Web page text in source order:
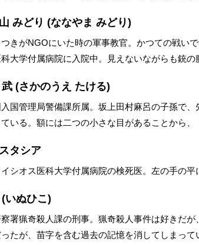
みどり (ななやま みどり)
きがNGOにいた時の軍事教官。かつての戦い
大学付属病院に入院中。見えないながらも銃の
(さかのうえ たける)
入国管理局警備課所属。坂上田村麻呂の子孫で
いる。額には二つの小さな目があることから、
タシア
シオス医科大学付属病院の検死医。左の手の
(いぬひこ)
署猟奇殺人課の刑事。猟奇殺人事件は好きだ
たが、苗字を含む過去の記憶を消してしまっ